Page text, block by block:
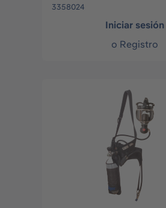
3358024
Iniciar sesión
o Registro